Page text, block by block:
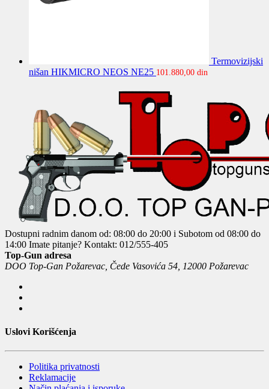
Termovizijski
nišan HIKMICRO NEOS NE25 101.880,00 din
Dostupni radnim danom od: 08:00 do 20:00 i Subotom od 08:00 do
14:00 Imate pitanje? Kontakt: 012/555-405
Top-Gun adresa
DOO Top-Gan Požarevac, Čede Vasovića 54, 12000 Požarevac
Uslovi Korišćenja
Politika privatnosti
Reklamacije